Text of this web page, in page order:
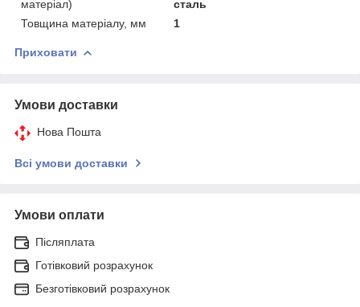
матеріал)
сталь
Товщина матеріалу, мм
1
Приховати
Умови доставки
Нова Пошта
Всі умови доставки
Умови оплати
Післяплата
Готівковий розрахунок
Безготівковий розрахунок